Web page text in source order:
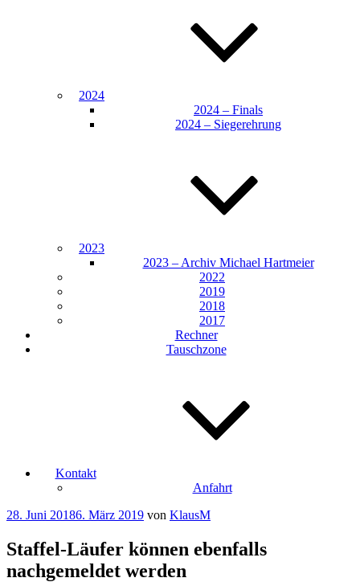
2024
2024 – Finals
2024 – Siegerehrung
2023
2023 – Archiv Michael Hartmeier
2022
2019
2018
2017
Rechner
Tauschzone
Kontakt
Anfahrt
Veröffentlicht
28. Juni 20186. März 2019 von KlausM
Staffel-Läufer können ebenfalls
nachgemeldet werden